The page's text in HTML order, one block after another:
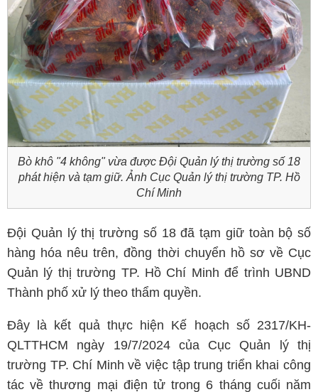
Bò khô "4 không" vừa được Đội Quản lý thị trường số 18
phát hiện và tạm giữ. Ảnh Cục Quản lý thị trường TP. Hồ
Chí Minh
Đội Quản lý thị trường số 18 đã tạm giữ toàn bộ số
hàng hóa nêu trên, đồng thời chuyển hồ sơ về Cục
Quản lý thị trường TP. Hồ Chí Minh để trình UBND
Thành phố xử lý theo thẩm quyền.
Đây là kết quả thực hiện Kế hoạch số 2317/KH-
QLTTHCM ngày 19/7/2024 của Cục Quản lý thị
trường TP. Chí Minh về việc tập trung triển khai công
tác về thương mại điện tử trong 6 tháng cuối năm